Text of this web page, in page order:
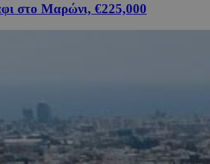
στο Μαρώνι, €225,000